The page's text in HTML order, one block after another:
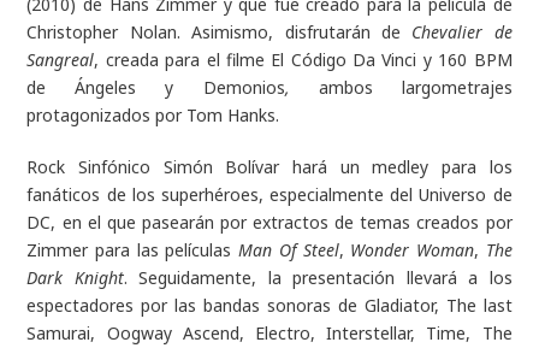
Christopher Nolan. Asimismo, disfrutarán de Chevalier de
Sangreal, creada para el filme El Código Da Vinci y 160 BPM
de Ángeles y Demonios, ambos largometrajes
protagonizados por Tom Hanks.
Rock Sinfónico Simón Bolívar hará un medley para los
fanáticos de los superhéroes, especialmente del Universo de
DC, en el que pasearán por extractos de temas creados por
Zimmer para las películasMan Of Steel, Wonder Woman, The
Dark Knight. Seguidamente, la presentación llevará a los
espectadores por las bandas sonoras de Gladiator, The last
Samurai, Oogway Ascend, Electro, Interstellar, Time, The